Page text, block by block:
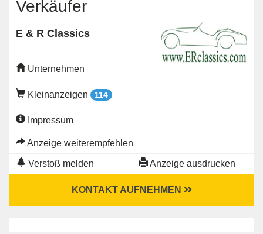
Verkäufer
E & R Classics
Unternehmen
Kleinanzeigen 114
Impressum
Anzeige weiterempfehlen
Verstoß melden Anzeige ausdrucken
KONTAKT AUFNEHMEN